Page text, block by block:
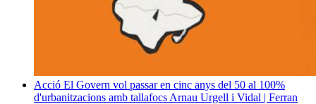
Acció El Govern vol passar en cinc anys del 50 al 100%
d'urbanitzacions amb tallafocs Arnau Urgell i Vidal | Ferran